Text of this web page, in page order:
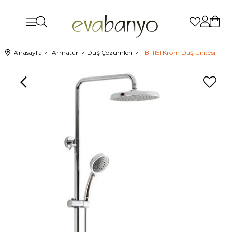
Anasayfa Armatür Duş Çözümleri FB-1151 Krom Duş Ünitesi